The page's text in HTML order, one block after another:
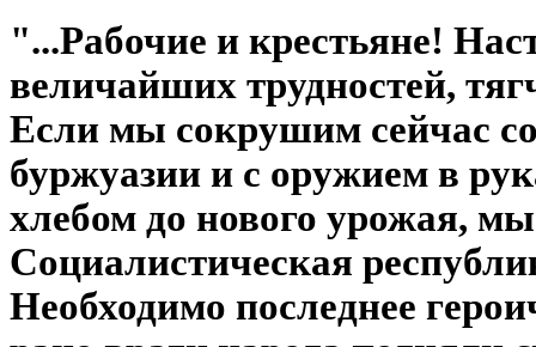
"...Рабочие и крестьяне!
величайших трудностей,
Если мы сокрушим сейчас
буржуазии и с оружием в
хлебом до нового урожая,
Социалистическая
Необходимо последнее